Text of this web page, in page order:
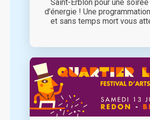
Saint-Erblon pour une
d’énergie ! Une
et sans temps mort vous